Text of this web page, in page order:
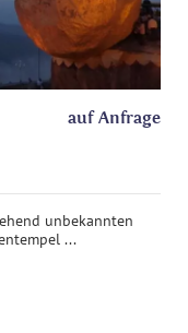
auf Anfrage
unbekannten
...